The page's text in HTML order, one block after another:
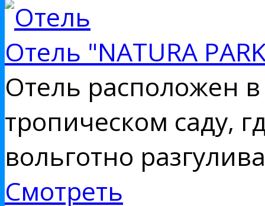
Отель "NATURA
Отель расположен
тропическом саду,
вольготно
Смотреть